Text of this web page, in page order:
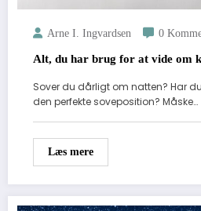
Arne I. Ingvardsen 0
Alt, du har brug for at vide om
Sover du dårligt om natten? Har
den perfekte soveposition? Måske…
Læs mere